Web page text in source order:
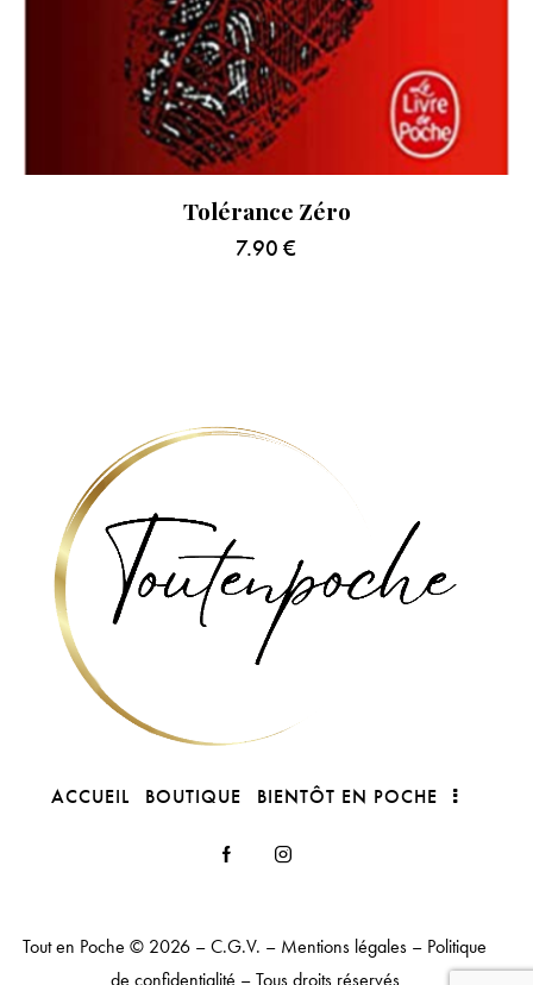
Tolérance Zéro
7.90 €
ACCUEIL BOUTIQUE BIENTÔT EN POCHE
Tout en Poche © 2026 –C.G.V. – Mentions légales – Politique
de confidentialité – Tous droits réservés